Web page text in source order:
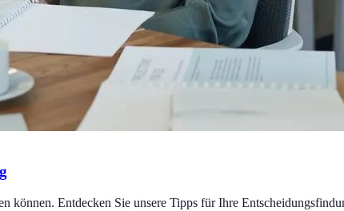
können. Entdecken Sie unsere Tipps für Ihre